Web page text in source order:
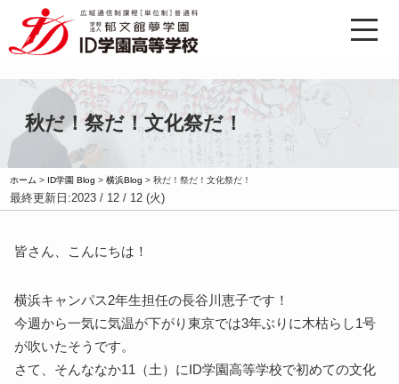
秋だ！祭だ！文化祭だ！
ホーム > ID学園 Blog >横浜Blog >秋だ！祭だ！文化祭だ！
最終更新日:2023 / 12 / 12 (火)
皆さん、こんにちは！
横浜キャンパス2年生担任の長谷川恵子です！
今週から一気に気温が下がり東京では3年ぶりに木枯らし1号
が吹いたそうです。
さて、そんななか11（土）にID学園高等学校で初めての文化